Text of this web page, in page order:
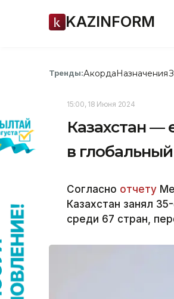
KAZINFORM
Тренды:АкордаНазначения
15:00, 18 Июня 2024
Казахстан —
в
Согласно отчету
Казахстан занял
среди 67 стран,